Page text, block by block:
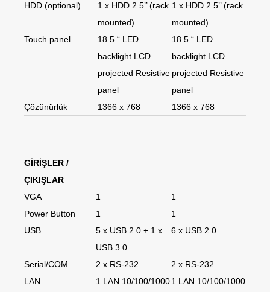
HDD (optional)
1 x HDD 2.5’’ (rack
mounted)
1 x HDD 2.5’’ (rack
mounted)
Touch panel
18.5 “ LED
backlight LCD
projected Resistive
panel
18.5 “ LED
backlight LCD
projected Resistive
panel
Çözünürlük
1366 x 768 1366 x 768
GİRİŞLER /
ÇIKIŞLAR
VGA
1
1
Power Button
1
1
USB
5 x USB 2.0 + 1 x
USB 3.0
6 x USB 2.0
Serial/COM 2 x RS-232
2 x RS-232
LAN
1 LAN 10/100/10001 LAN 10/100/1000